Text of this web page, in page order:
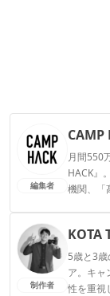
編集者
CAMP
月間550
HACK』
機関、「
CAMP
制作者
KOTA
5歳と3
ア。キャ
性を重視